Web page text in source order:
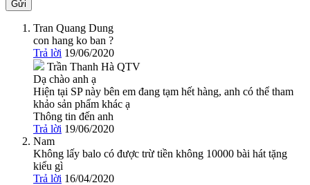
Tran Quang Dung
con hang ko ban ?
Trả lời 19/06/2020
Trần Thanh Hà QTV
Dạ chào anh ạ
Hiện tại SP này bên em đang tạm hết hàng, anh có thể tham
khảo sản phẩm khác ạ
Thông tin đến anh
Trả lời 19/06/2020
Nam
Không lấy balo có được trừ tiền không 10000 bài hát tặng
kiểu gì
Trả lời 16/04/2020